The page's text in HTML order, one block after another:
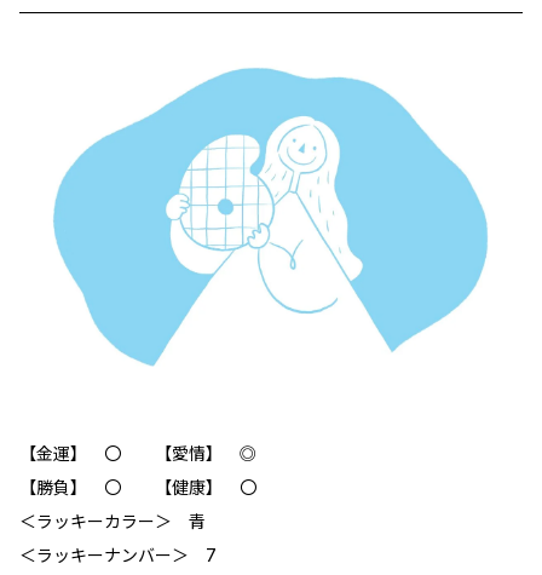
【金運】 〇 【愛情】 ◎
【勝負】 〇 【健康】 〇
＜ラッキーカラー＞ 青
＜ラッキーナンバー＞ 7